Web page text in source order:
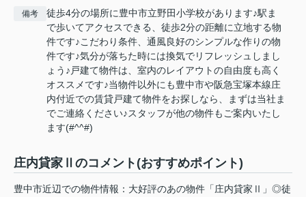
備考
徒歩4分の場所に豊中市立野田小学校があります♪駅ま
で歩いてアクセスできる、徒歩2分の距離に立地する物
件です♪こだわり条件、通風良好のシンプルな作りの物
件です♪気分が落ちた時には換気でリフレッシュしまし
ょう♪戸建て物件は、室内のレイアウトの自由度も高く
オススメです♪当物件以外にも豊中市や阪急宝塚本線庄
内付近での賃貸戸建て物件をお探しなら、まずは当社ま
でご連絡ください♪スタッフが他の物件もご案内いたし
ます(#^^#)
庄内貸家Ⅱのコメント(おすすめポイント)
豊中市近辺での物件情報：大好評のあの物件「庄内貸家Ⅱ」◎徒